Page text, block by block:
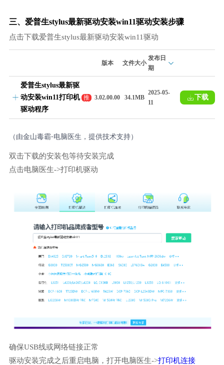
三、爱普生stylus最新驱动安装win11驱动安装步骤
点击下载爱普生stylus最新驱动安装win11驱动
版本 文件大小
发布日
期
爱普生stylus最新驱
动安装win11打印机
驱动程序
推
荐
3.02.00.00 34.1MB
2025-05-
11
下载
（由金山毒霸-电脑医生，提供技术支持）
双击下载的安装包等待安装完成
点击电脑医生->打印机驱动
确保USB线或网络链接正常
驱动安装完成之后重启电脑，打开电脑医生->打印机连接